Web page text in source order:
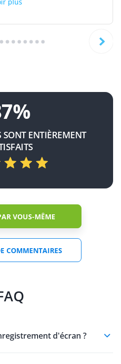
SONT ENTIÈREMENT
VOUS-MÊME
COMMENTAIRES
d'écran ?